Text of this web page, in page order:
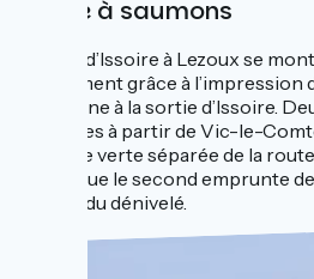
rivière à saumons
L’étape d’Issoire à Lezoux se
notamment grâce à
montagne à la sortie d’Issoire.
possibles à partir de Vic-le-
une voie verte séparée de la
tandis que le second emprunte
offrent du dénivelé.